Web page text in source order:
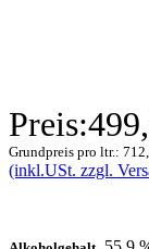
Preis:
Grundpreis pro ltr.:
(inkl.USt. zzgl.